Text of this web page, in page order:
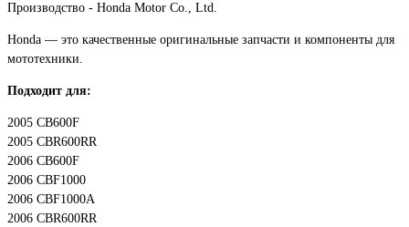
Производство - Honda Motor Co., Ltd.
Honda — это качественные оригинальные запчасти и компоненты для
мототехники.
Подходит для:
2005 CB600F
2005 CBR600RR
2006 CB600F
2006 CBF1000
2006 CBF1000A
2006 CBR600RR